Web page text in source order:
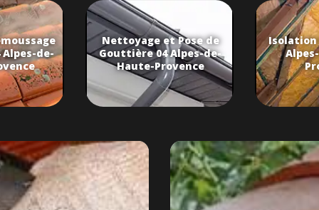
Pose de
de-
Isolation de Toiture 04
Alpes-de-Haute-
Provence
et tuile